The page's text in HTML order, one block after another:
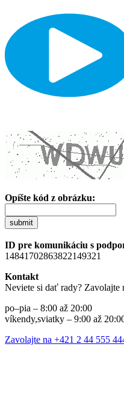
Opíšte kód z obrázku:
submit
ID pre komunikáciu s
14841702863822149321
Kontakt
Neviete si dať rady? Zavolajte
po–pia – 8:00 až 20:00
víkendy,sviatky – 9:00 až
Zavolajte na +421 2 44 555